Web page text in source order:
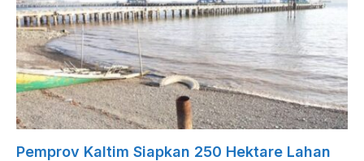
Pemprov Kaltim Siapkan 250 Hektare Lahan